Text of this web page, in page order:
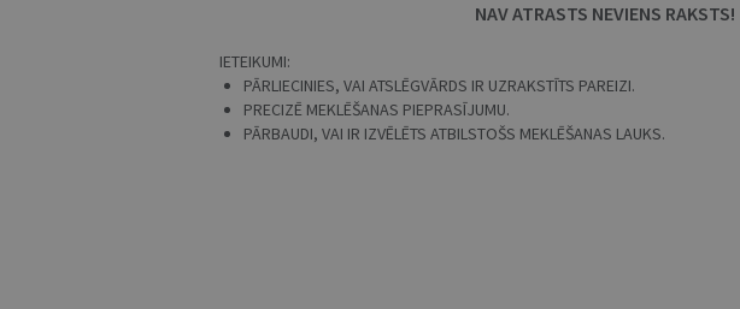
NAV ATRASTS NEVIENS RAKSTS!
IETEIKUMI:
PĀRLIECINIES, VAI ATSLĒGVĀRDS IR UZRAKSTĪTS PAREIZI.
PRECIZĒ MEKLĒŠANAS PIEPRASĪJUMU.
PĀRBAUDI, VAI IR IZVĒLĒTS ATBILSTOŠS MEKLĒŠANAS LAUKS.